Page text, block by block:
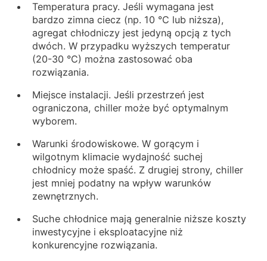
Temperatura pracy. Jeśli wymagana jest
bardzo zimna ciecz (np. 10 °C lub niższa),
agregat chłodniczy jest jedyną opcją z tych
dwóch. W przypadku wyższych temperatur
(20-30 °C) można zastosować oba
rozwiązania.
Miejsce instalacji. Jeśli przestrzeń jest
ograniczona, chiller może być optymalnym
wyborem.
Warunki środowiskowe. W gorącym i
wilgotnym klimacie wydajność suchej
chłodnicy może spaść. Z drugiej strony, chiller
jest mniej podatny na wpływ warunków
zewnętrznych.
Suche chłodnice mają generalnie niższe koszty
inwestycyjne i eksploatacyjne niż
konkurencyjne rozwiązania.